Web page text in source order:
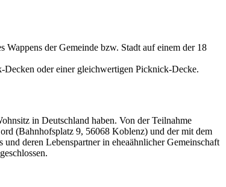
der Gemeinde bzw. Stadt auf einem der 18
oder einer gleichwertigen Picknick-Decke.
in Deutschland haben. Von der Teilnahme
(Bahnhofsplatz 9, 56068 Koblenz) und der mit dem
deren Lebenspartner in eheaähnlicher Gemeinschaft